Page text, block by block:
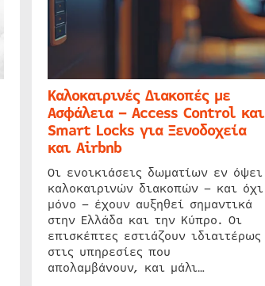
Καλοκαιρινές Διακοπές με
Ασφάλεια – Access Control και
Smart Locks για Ξενοδοχεία
και Airbnb
Οι ενοικιάσεις δωματίων εν όψει
καλοκαιρινών διακοπών – και όχι
μόνο – έχουν αυξηθεί σημαντικά
στην Ελλάδα και την Κύπρο. Οι
επισκέπτες εστιάζουν ιδιαιτέρως
στις υπηρεσίες που
απολαμβάνουν, και μάλι…